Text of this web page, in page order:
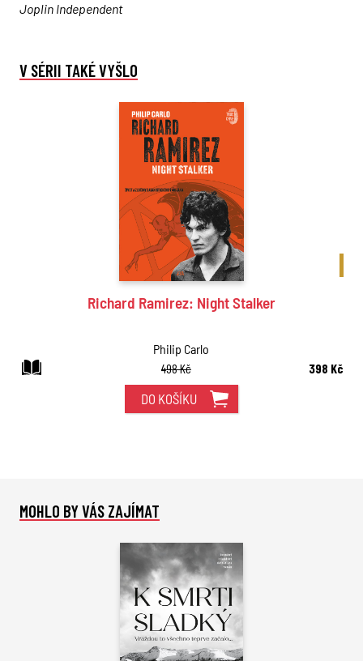
Joplin Independent
V SÉRII TAKÉ VYŠLO
Richard Ramirez: Night Stalker
Philip Carlo
498 Kč
398 Kč
DO KOŠÍKU
MOHLO BY VÁS ZAJÍMAT